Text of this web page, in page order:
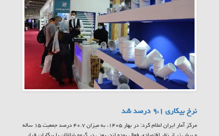
نرخ بیکاری ۹،۱ درصد شد
مرکز آمار ایران اعلام کرد: در بهار ۱۴۰۵، به میزان ۴۰.۷ درصد جمعیت ۱۵ ساله